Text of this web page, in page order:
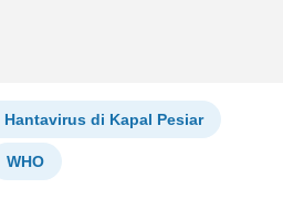
Hantavirus di Kapal Pesiar
WHO